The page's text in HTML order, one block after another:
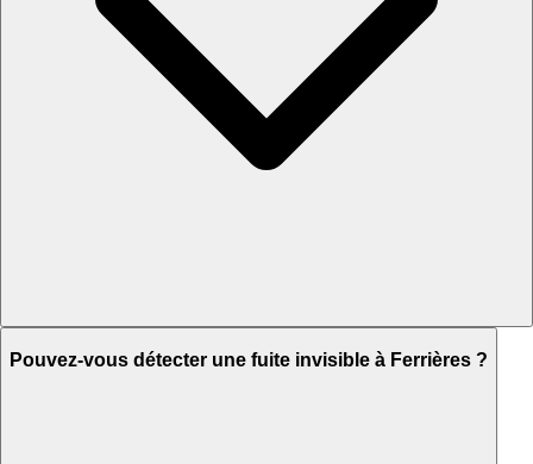
Pouvez-vous détecter une fuite invisible à Ferrières ?